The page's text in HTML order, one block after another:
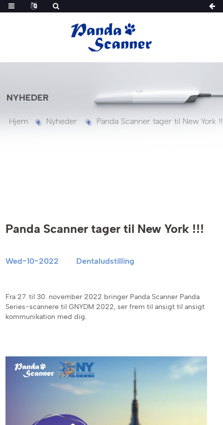
NYHEDER
Hjem Nyheder Panda Scanner tager til New York
Panda Scanner tager til New York !!!
Wed-10-2022 Dentaludstilling
Fra 27. til 30. november 2022 bringer Panda Scanner Panda
Series-scannere til GNYDM 2022, ser frem til ansigt til ansigt
kommunikation med dig.